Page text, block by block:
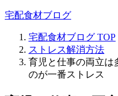
宅配食材ブログ
宅配食材ブログ TOP
ストレス解消方法
育児と仕事の両立は
のが一番ストレス